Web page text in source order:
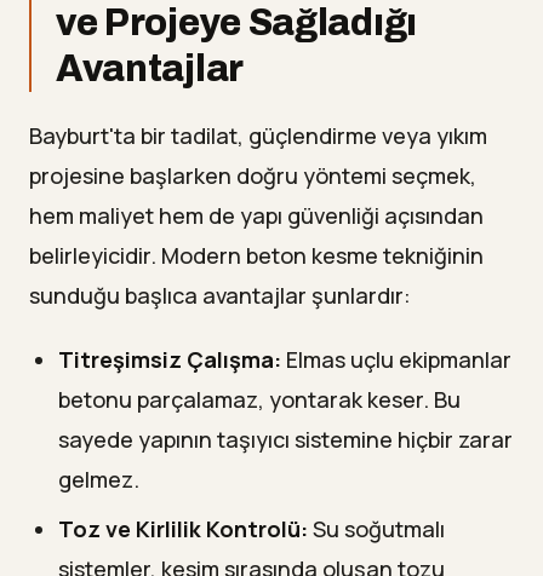
ve Projeye Sağladığı
Avantajlar
Bayburt'ta bir tadilat, güçlendirme veya yıkım
projesine başlarken doğru yöntemi seçmek,
hem maliyet hem de yapı güvenliği açısından
belirleyicidir. Modern beton kesme tekniğinin
sunduğu başlıca avantajlar şunlardır:
Titreşimsiz Çalışma: Elmas uçlu ekipmanlar
betonu parçalamaz, yontarak keser. Bu
sayede yapının taşıyıcı sistemine hiçbir zarar
gelmez.
Toz ve Kirlilik Kontrolü: Su soğutmalı
sistemler, kesim sırasında oluşan tozu